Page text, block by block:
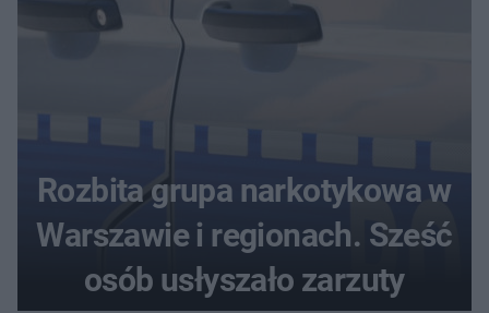
Rozbita grupa narkotykowa w
Warszawie i regionach. Sześć
osób usłyszało zarzuty